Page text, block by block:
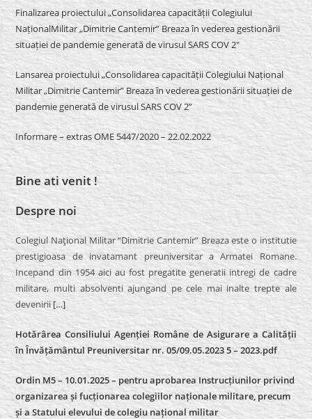
Finalizarea proiectului „Consolidarea capacității Colegiului
NaționalMilitar „Dimitrie Cantemir” Breaza în vederea gestionării
situației de pandemie generată de virusul SARS COV 2″
Lansarea proiectului „Consolidarea capacității Colegiului Național
Militar „Dimitrie Cantemir” Breaza în vederea gestionării situației de
pandemie generată de virusul SARS COV 2”
Informare – extras OME 5447/2020 – 22.02.2022
Bine ati venit !
Despre noi
Colegiul Naţional Militar “Dimitrie Cantemir” Breaza este o institutie
prestigioasa de invatamant preuniversitar a Armatei Romane.
Incepand din 1954 aici au fost pregatite generatii intregi de cadre
militare, multi absolventi ajungand pe cele mai inalte trepte ale
devenirii […]
Hotărârea Consiliului Agenției Române de Asigurare a Calității
în Învățământul Preuniversitar nr. 05/09.05.2023 5 – 2023.pdf
Ordin M5 – 10.01.2025 – pentru aprobarea Instrucțiunilor privind
organizarea și fucționarea colegiilor naționale militare, precum
și a Statului elevului de colegiu național militar